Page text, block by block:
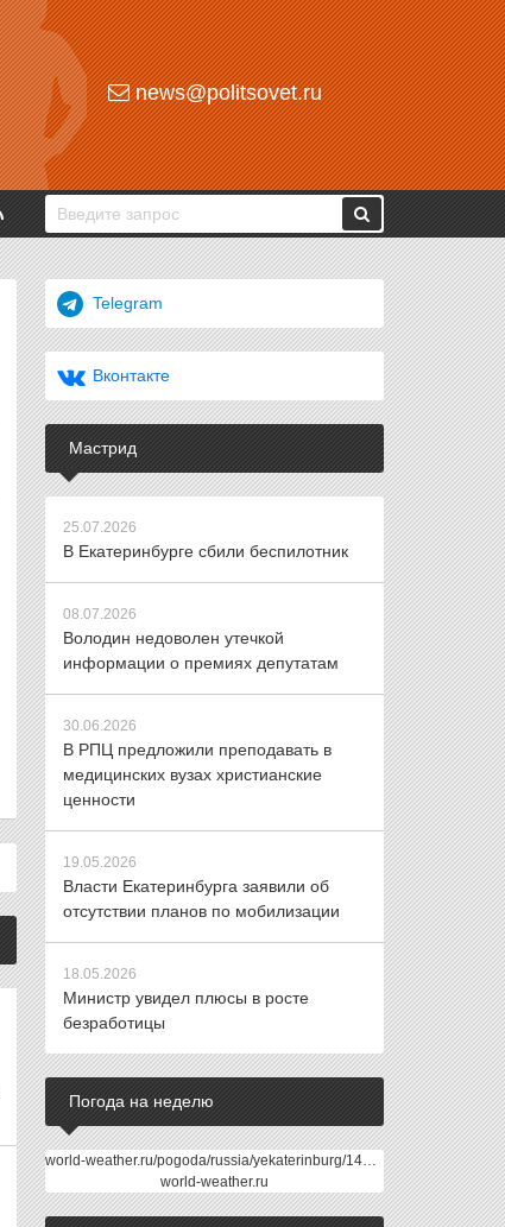
news@politsovet.ru
Telegram
Вконтакте
Мастрид
25.07.2026
В Екатеринбурге сбили беспилотник
08.07.2026
Володин недоволен утечкой
информации о премиях депутатам
30.06.2026
В РПЦ предложили преподавать в
медицинских вузах христианские
ценности
19.05.2026
Власти Екатеринбурга заявили об
отсутствии планов по мобилизации
18.05.2026
Министр увидел плюсы в росте
безработицы
Погода на неделю
world-weather.ru/pogoda/russia/yekaterinburg/14days/
world-weather.ru